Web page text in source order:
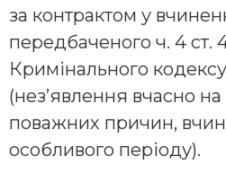
за контрактом у
передбаченого ч. 4 ст.
Кримінального
(нез’явлення вчасно
поважних причин,
особливого періоду).